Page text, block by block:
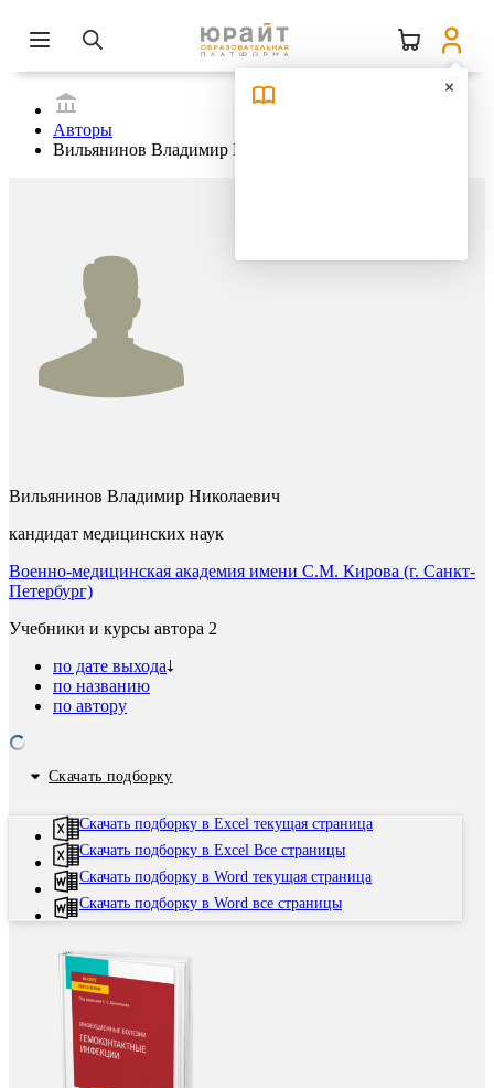
Авторы
Вильянинов Владимир Николаевич
Вильянинов Владимир Николаевич
кандидат медицинских наук
Военно-медицинская академия имени С.М. Кирова (г. Санкт-
Петербург)
Учебники и курсы автора 2
по дате выхода
по названию
по автору
Скачать подборку
Скачать подборку в Excel текущая страница
Скачать подборку в Excel Все страницы
Скачать подборку в Word текущая страница
Скачать подборку в Word все страницы